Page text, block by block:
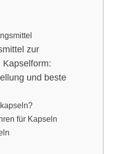
zur
Kapselform:
und beste
für Kapseln